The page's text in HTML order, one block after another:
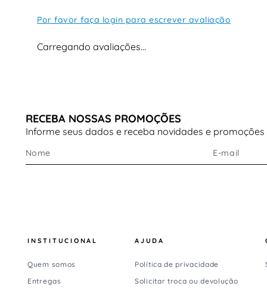
Por favor faça login para escrever avaliação
Carregando avaliações…
RECEBA NOSSAS PROMOÇÕES
Informe seus dados e receba novidades e promoções
INSTITUCIONAL
Quem somos
Entregas
AJUDA
Política de privacidade
Solicitar troca ou devolução